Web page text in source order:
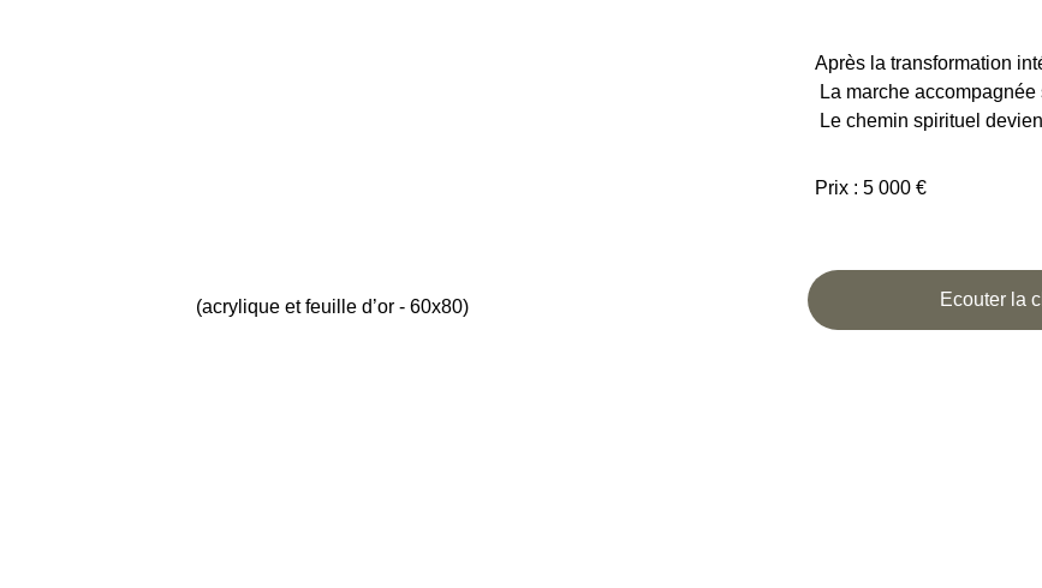
(acrylique et feuille d’or - 60x80)
Après la transformation
La marche
Le chemin spirituel
Prix : 5 000 €
Ecouter la